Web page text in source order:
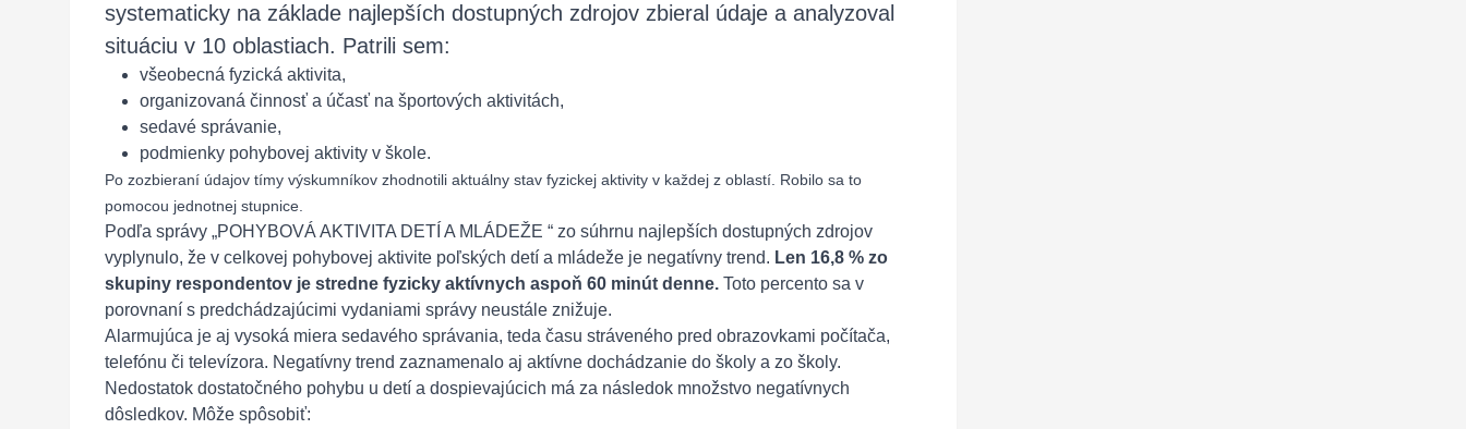
systematicky na základe najlepších dostupných zdrojov zbieral údaje a analyzoval
situáciu v 10 oblastiach. Patrili sem:
všeobecná fyzická aktivita,
organizovaná činnosť a účasť na športových aktivitách,
sedavé správanie,
podmienky pohybovej aktivity v škole.
Po zozbieraní údajov tímy výskumníkov zhodnotili aktuálny stav fyzickej aktivity v každej z oblastí. Robilo sa to
pomocou jednotnej stupnice.
Podľa správy „POHYBOVÁ AKTIVITA DETÍ A MLÁDEŽE “ zo súhrnu najlepších dostupných zdrojov
vyplynulo, že v celkovej pohybovej aktivite poľských detí a mládeže je negatívny trend. Len 16,8 % zo
skupiny respondentov je stredne fyzicky aktívnych aspoň 60 minút denne. Toto percento sa v
porovnaní s predchádzajúcimi vydaniami správy neustále znižuje.
Alarmujúca je aj vysoká miera sedavého správania, teda času stráveného pred obrazovkami počítača,
telefónu či televízora. Negatívny trend zaznamenalo aj aktívne dochádzanie do školy a zo školy.
Nedostatok dostatočného pohybu u detí a dospievajúcich má za následok množstvo negatívnych
dôsledkov. Môže spôsobiť: